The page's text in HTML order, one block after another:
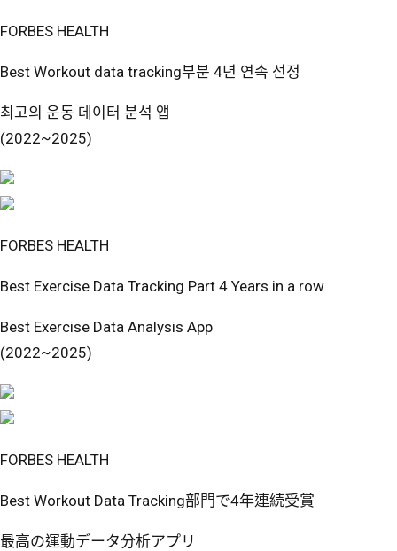
FORBES HEALTH
Best Workout data tracking부분 4년 연속 선정
최고의 운동 데이터 분석 앱
(2022~2025)
FORBES HEALTH
Best Exercise Data Tracking Part 4 Years in a row
Best Exercise Data Analysis App
(2022~2025)
FORBES HEALTH
Best Workout Data Tracking部門で4年連続受賞
最高の運動データ分析アプリ